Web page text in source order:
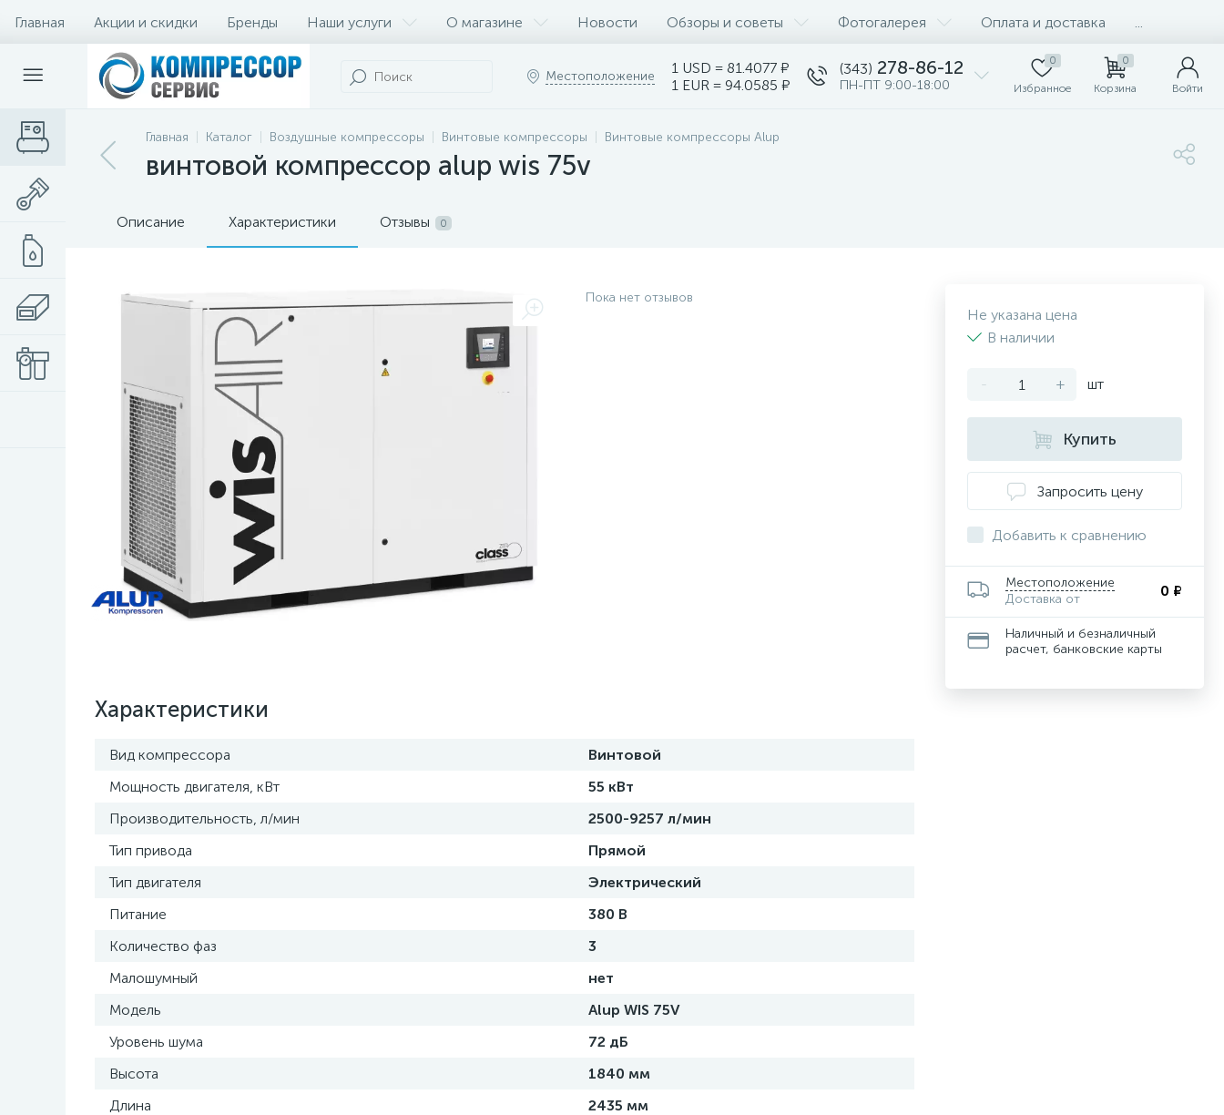
Главная Акции и скидки Бренды Наши услуги О магазине Новости Обзоры и советы Фотогалерея Оплата и доставка
Местоположение
1 USD = 81.4077 ₽
1 EUR = 94.0585 ₽
(343) 278-86-12
ПН-ПТ 9:00-18:00
0
Избранное
0
Корзина Войти
Главная Каталог Воздушные компрессоры Винтовые компрессоры Винтовые компрессоры Alup
винтовой компрессор alup wis 75v
Описание Характеристики Отзывы 0
Пока нет отзывов
Характеристики
Вид компрессора
Винтовой
Мощность двигателя, кВт
55 кВт
Производительность, л/мин
2500-9257 л/мин
Тип привода
Прямой
Тип двигателя
Электрический
Питание
380 В
Количество фаз
3
Малошумный
нет
Модель
Alup WIS 75V
Уровень шума
72 дБ
Высота
1840 мм
Длина
2435 мм
Не указана цена
В наличии
- + шт
Купить
Запросить цену
Добавить к сравнению
Местоположение
Доставка от
0 ₽
Наличный и безналичный
расчет, банковские карты